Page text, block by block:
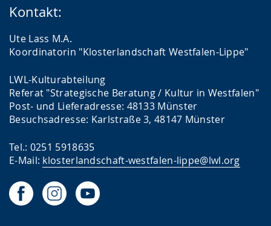
Kontakt:
Ute Lass M.A.
Koordinatorin "Klosterlandschaft Westfalen-Lippe"
LWL-Kulturabteilung
Referat "Strategische Beratung / Kultur in Westfalen"
Post- und Lieferadresse: 48133 Münster
Besuchsadresse: Karlstraße 3, 48147 Münster
Tel.: 0251 5918635
E-Mail: klosterlandschaft-westfalen-lippe@lwl.org